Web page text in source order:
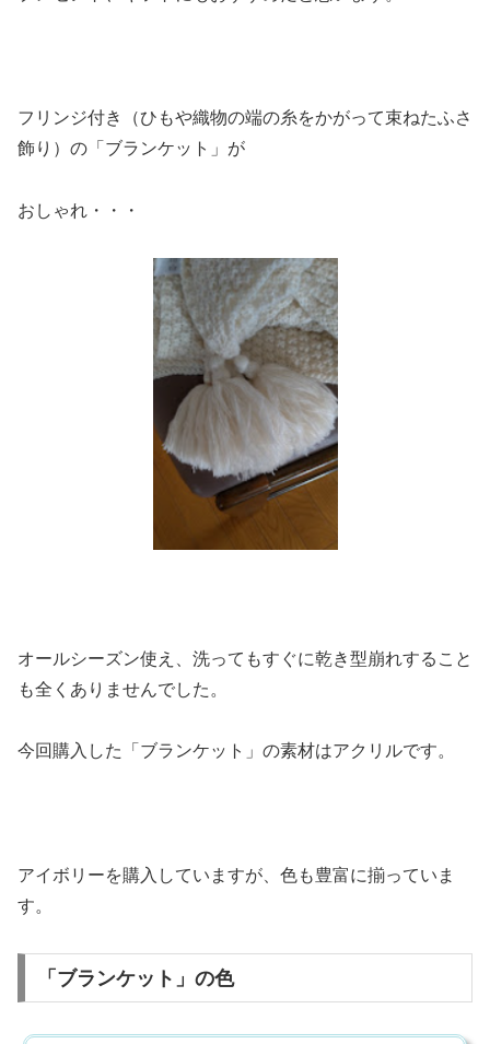
フリンジ付き（ひもや織物の端の糸をかがって束ねたふさ
飾り）の「ブランケット」が
おしゃれ・・・
オールシーズン使え、洗ってもすぐに乾き型崩れすること
も全くありませんでした。
今回購入した「ブランケット」の素材はアクリルです。
アイボリーを購入していますが、色も豊富に揃っていま
す。
「ブランケット」の色